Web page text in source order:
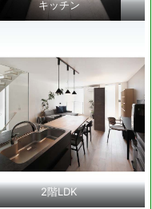
キッチン
2階LDK